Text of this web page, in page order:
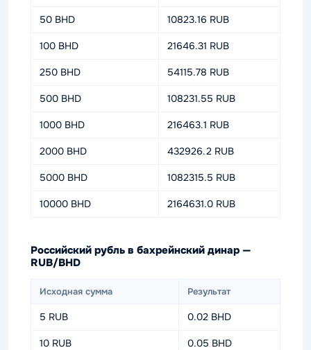
50 BHD 10823.16 RUB
100 BHD 21646.31 RUB
250 BHD 54115.78 RUB
500 BHD 108231.55 RUB
1000 BHD 216463.1 RUB
2000 BHD 432926.2 RUB
5000 BHD 1082315.5 RUB
10000 BHD 2164631.0 RUB
Российский рубль в бахрейнский динар —
RUB/BHD
Исходная сумма Результат
5 RUB 0.02 BHD
10 RUB 0.05 BHD